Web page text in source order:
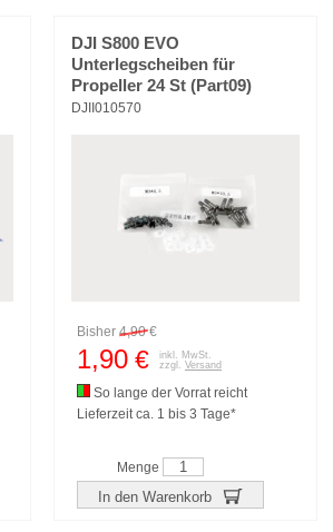
DJI S800 EVO
Unterlegscheiben für
Propeller 24 St (Part09)
DJII010570
Bisher 4,90€
1,90 €
inkl. MwSt.
zzgl. Versand
So lange der Vorrat reicht
Lieferzeit ca. 1 bis 3 Tage*
Menge
In den Warenkorb